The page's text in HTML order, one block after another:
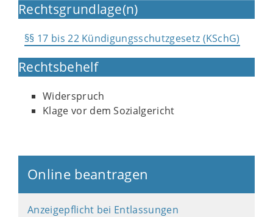
Rechtsgrundlage(n)
§§ 17 bis 22 Kündigungsschutzgesetz (KSchG)
Rechtsbehelf
Widerspruch
Klage vor dem Sozialgericht
Online beantragen
Anzeigepflicht bei Entlassungen